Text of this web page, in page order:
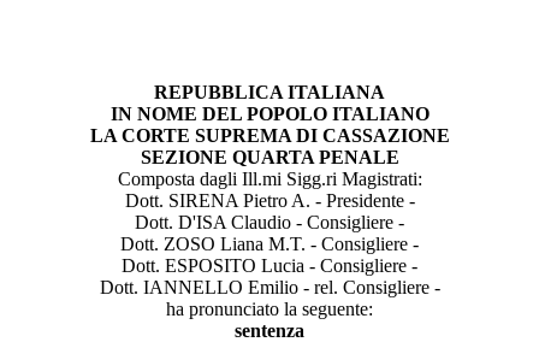
REPUBBLICA ITALIANA
IN NOME DEL POPOLO ITALIANO
LA CORTE SUPREMA DI CASSAZIONE
SEZIONE QUARTA PENALE
Composta dagli Ill.mi Sigg.ri Magistrati:
Dott. SIRENA Pietro A. - Presidente -
Dott. D'ISA Claudio - Consigliere -
Dott. ZOSO Liana M.T. - Consigliere -
Dott. ESPOSITO Lucia - Consigliere -
Dott. IANNELLO Emilio - rel. Consigliere -
ha pronunciato la seguente:
sentenza